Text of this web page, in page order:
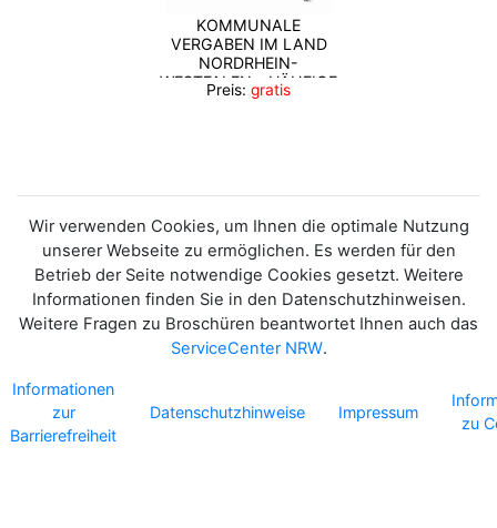
KOMMUNALE
VERGABEN IM LAND
NORDRHEIN-
WESTFALEN - HÄUFIGE
FRAGEN UND
Preis: gratis
Wir verwenden Cookies, um Ihnen die optimale Nutzung
unserer Webseite zu ermöglichen. Es werden für den
Betrieb der Seite notwendige Cookies gesetzt. Weitere
Informationen finden Sie in den Datenschutzhinweisen.
Weitere Fragen zu Broschüren beantwortet Ihnen auch das
ServiceCenter NRW.
Informationen
zur
Barrierefreiheit
Datenschutzhinweise Impressum
zu